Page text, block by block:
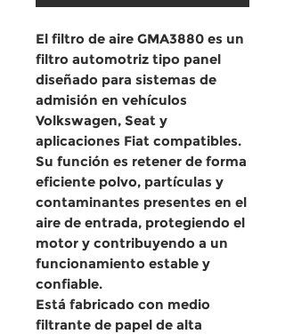
El filtro de aire GMA3880 es un
filtro automotriz tipo panel
diseñado para sistemas de
admisión en vehículos
Volkswagen, Seat y
aplicaciones Fiat compatibles.
Su función es retener de forma
eficiente polvo, partículas y
contaminantes presentes en el
aire de entrada, protegiendo el
motor y contribuyendo a un
funcionamiento estable y
confiable.
Está fabricado con medio
filtrante de papel de alta